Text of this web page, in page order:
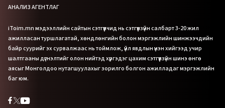
АНАЛИЗ АГЕНТЛАГ
iToim.mn мэдээллийн сайтын сэтгүүлчид нь сэтгүүлзүйн салбарт 3-20 жил
ажилласан туршлагатай, хөндлөнгийн болон мэргэжлийн шинжээчдийн
байр суурийг эх сурвалжаас нь тоймлож, үйл явдлын үнэн хийгээд учир
шалтгааны дүгнэлтийг олон нийтэд хүргэдэг цахим сэтгүүлзүйн шинэ өнгө
аясыг Монголдоо нутагшуулахыг зорилго болгон ажилладаг мэргэжлийн
баг юм.